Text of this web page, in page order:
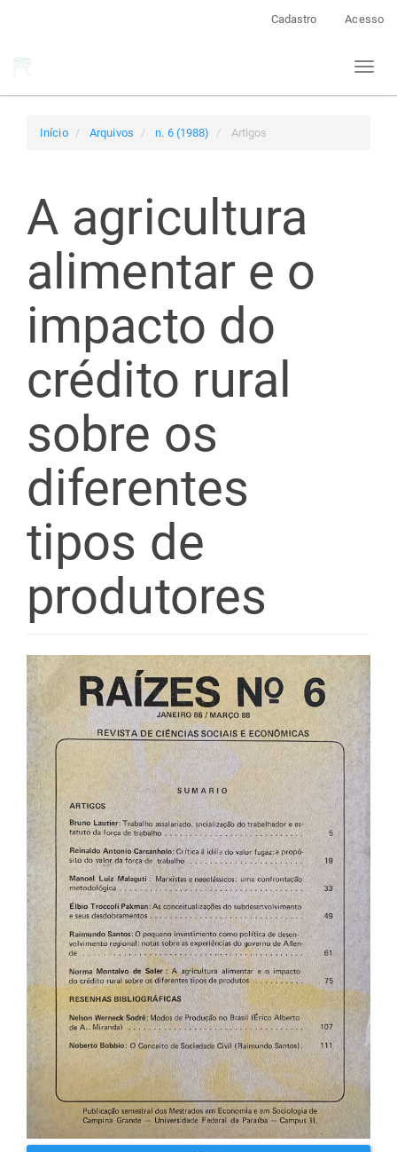
Cadastro Acesso
Toggle
Início Arquivos n. 6 (1988) Artigos
A agricultura
alimentar e o
impacto do
crédito rural
sobre os
diferentes
tipos de
produtores
Barra
lateral
de
artigos